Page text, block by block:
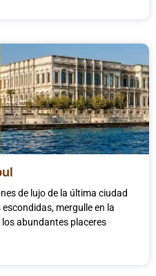
de lujo de la última ciudad
mergulle en la
abundantes placeres